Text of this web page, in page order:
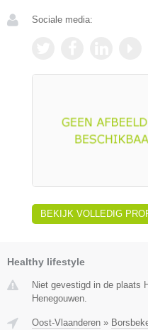
Sociale media:
BEKIJK VOLLEDIG
Healthy lifestyle
Niet gevestigd in de plaats
Henegouwen.
Oost-Vlaanderen »